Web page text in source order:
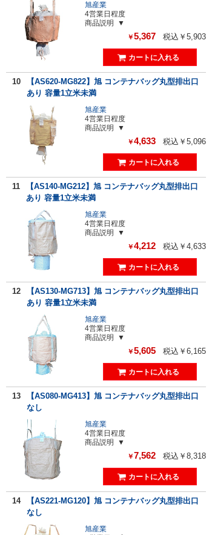
旭産業
4営業日程度
商品説明
￥5,367 税込￥5,903
10
【AS620-MG822】旭 コンテナバッグ丸型排出口
あり 容量1立米未満
旭産業
4営業日程度
商品説明
￥4,633 税込￥5,096
11
【AS140-MG212】旭 コンテナバッグ丸型排出口
あり 容量1立米未満
旭産業
4営業日程度
商品説明
￥4,212 税込￥4,633
12
【AS130-MG713】旭 コンテナバッグ丸型排出口
あり 容量1立米未満
旭産業
4営業日程度
商品説明
￥5,605 税込￥6,165
13
【AS080-MG413】旭 コンテナバッグ丸型排出口
なし
旭産業
4営業日程度
商品説明
￥7,562 税込￥8,318
14
【AS221-MG120】旭 コンテナバッグ丸型排出口
なし
旭産業